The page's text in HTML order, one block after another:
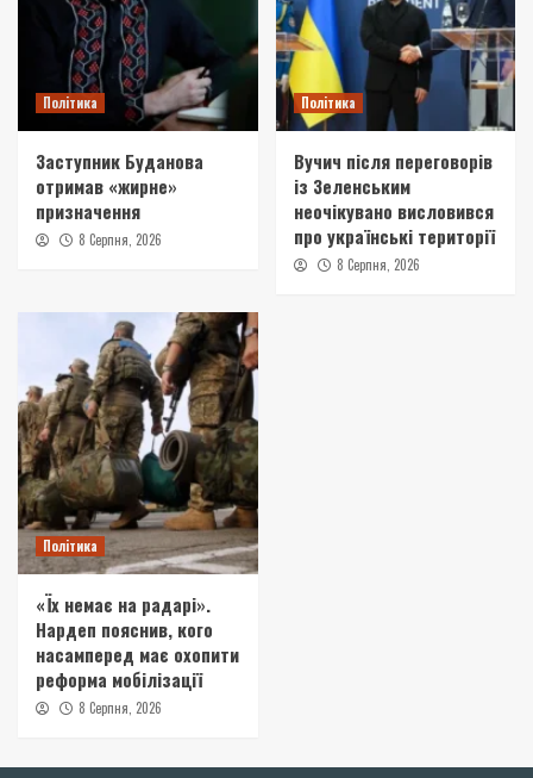
Політика
Заступник Буданова
отримав «жирне»
призначення
8 Серпня, 2026
Політика
Вучич після переговорів
із Зеленським
неочікувано висловився
про українські території
8 Серпня, 2026
Політика
«Їх немає на радарі».
Нардеп пояснив, кого
насамперед має охопити
реформа мобілізації
8 Серпня, 2026